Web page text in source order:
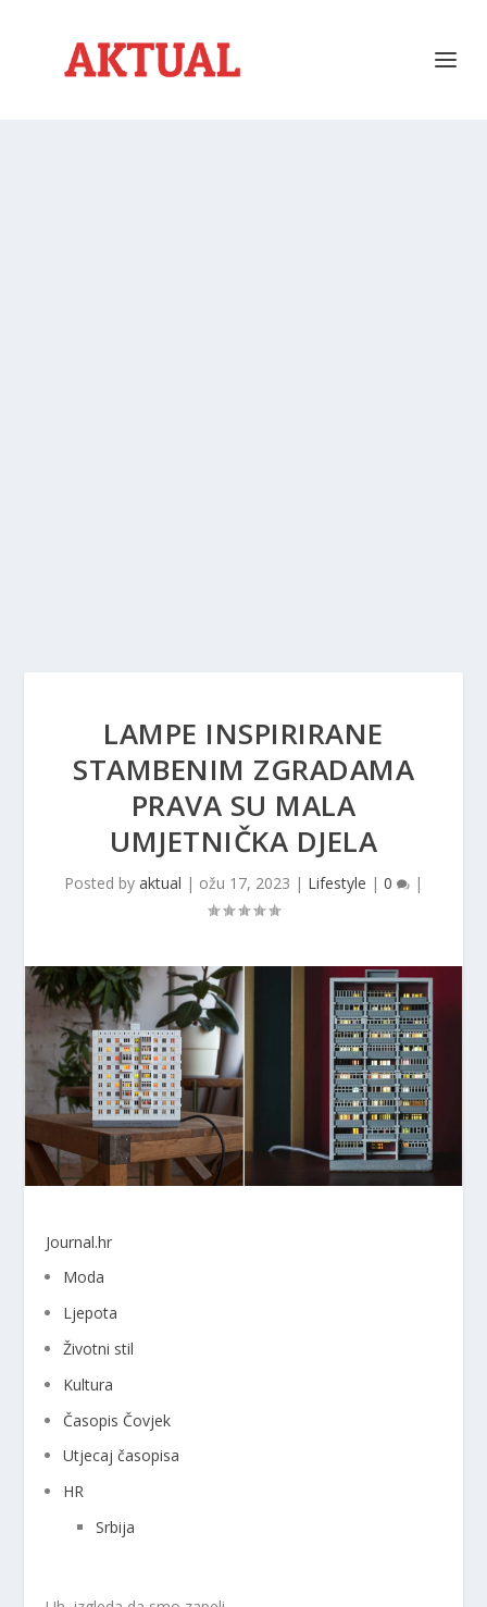
LAMPE INSPIRIRANE
STAMBENIM ZGRADAMA
PRAVA SU MALA
UMJETNIČKA DJELA
Posted by aktual | ožu 17, 2023 | Lifestyle | 0 |
Journal.hr
Moda
Ljepota
Životni stil
Kultura
Časopis Čovjek
Utjecaj časopisa
HR
Srbija